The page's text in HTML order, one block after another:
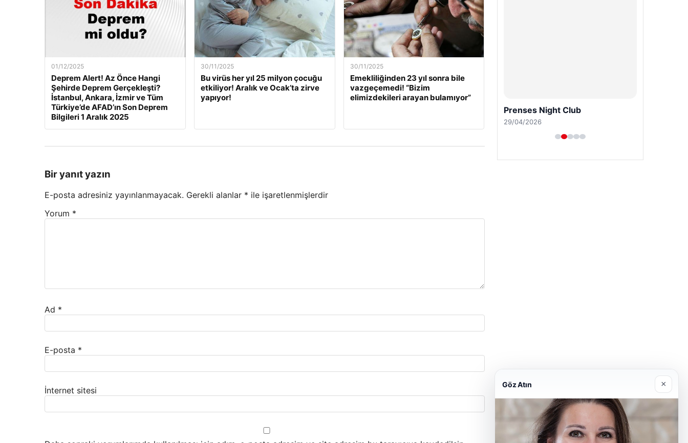
01/12/2025
Deprem Alert! Az Önce Hangi
Şehirde Deprem Gerçekleşti?
İstanbul, Ankara, İzmir ve Tüm
Türkiye’de AFAD’ın Son Deprem
Bilgileri 1 Aralık 2025
30/11/2025
Bu virüs her yıl 25 milyon çocuğu
etkiliyor! Aralık ve Ocak’ta zirve
yapıyor!
30/11/2025
Emekliliğinden 23 yıl sonra bile
vazgeçemedi! “Bizim
elimizdekileri arayan bulamıyor”
Bir yanıt yazın
E-posta adresiniz yayınlanmayacak. Gerekli alanlar * ile işaretlenmişlerdir
Yorum *
Ad *
E-posta *
İnternet sitesi
Prenses Night Club
29/04/2026
Göz Atın ×